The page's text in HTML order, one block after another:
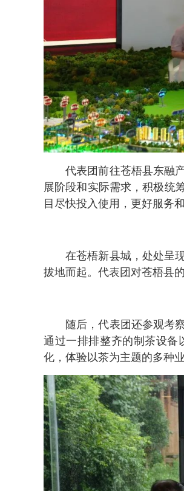
代表团前往苍梧县东融
展阶段和实际需求，积极统
目尽快投入使用，更好服务
在苍梧新县城，处处呈
拔地而起。代表团对苍梧县
随后，代表团还参观考
通过一排排整齐的制茶设备
化，体验以茶为主题的多种